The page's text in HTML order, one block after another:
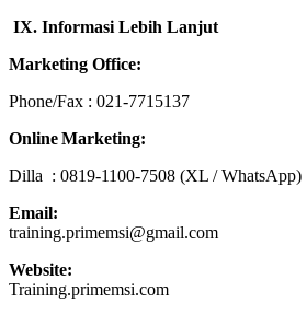
IX. Informasi Lebih Lanjut
Marketing Office:
Phone/Fax : 021-7715137
Online Marketing:
Dilla : 0819-1100-7508 (XL / WhatsApp)
Email:
training.primemsi@gmail.com
Website:
Training.primemsi.com